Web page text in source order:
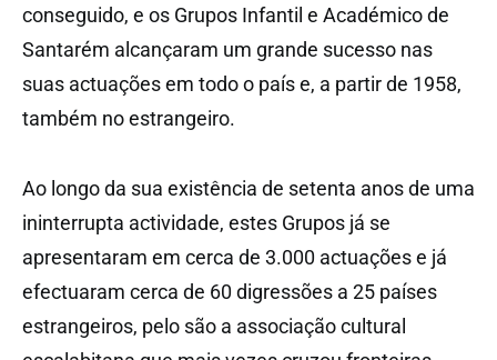
conseguido, e os Grupos Infantil e Académico de
Santarém alcançaram um grande sucesso nas
suas actuações em todo o país e, a partir de 1958,
também no estrangeiro.
Ao longo da sua existência de setenta anos de uma
ininterrupta actividade, estes Grupos já se
apresentaram em cerca de 3.000 actuações e já
efectuaram cerca de 60 digressões a 25 países
estrangeiros, pelo são a associação cultural